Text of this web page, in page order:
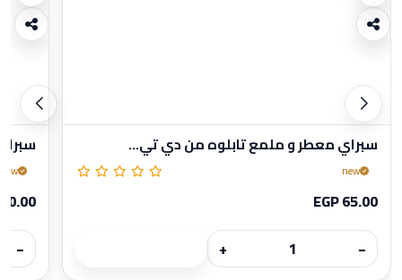
سبراي معطر و ملمع تابلوه من دي تي...
new
EGP 65.00
−
+
new
−